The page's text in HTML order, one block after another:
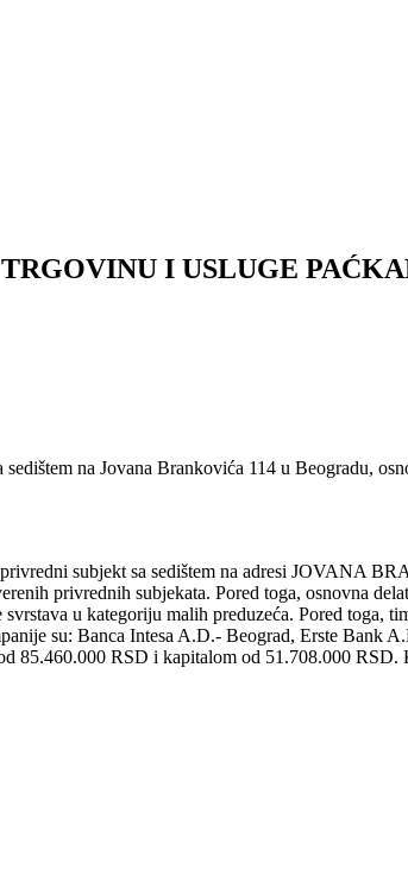
I USLUGE
na Jovana Brankovića 114 u Beogradu,
subjekt sa sedištem na adresi JOVANA
privrednih subjekata. Pored toga, osnovna
u kategoriju malih preduzeća. Pored toga,
su: Banca Intesa A.D.- Beograd, Erste Bank
85.460.000 RSD i kapitalom od 51.708.000